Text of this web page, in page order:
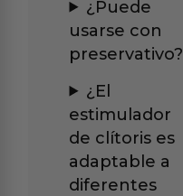
¿Puede
usarse con
preservativo?
¿El
estimulador
de clítoris es
adaptable a
diferentes